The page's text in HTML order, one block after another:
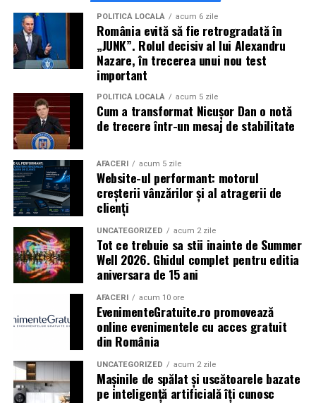
ActoriiVlad Gherman, Oana Gherman și Ioana
Ginghină
vin la întâlnirea cu publicul dinCinema City
Vivo! Pitești pe 17 februarie, de la 18:30și vor
participa la o discuție după proiecție, alături de
Paul Decu.
Caravana„În pielea mea”ajunge laCinema City
Shopping City Ploiești, pe 18 februarie, de la 18:30, la
proiecția specială introdusă de regizorul
alături de actoriiIoana State, Vlad și Oana Gherman,
Azaleea Necula și Gabriel Vatavu.
O comedie actuală și spumoasă, filmul
mea”este distribuit de T.R.I.B.E. Films.
TRAILER:https://bit.ly/InPieleaMea
Site oficial:inpieleamea.ro
Mai multe detalii, imagini de la filmări, fragmente din
film, declarații din partea actorilor și informații despre
concursuri sunt disponibile pe paginile social media ale
filmului deFacebook,Instagram,TikTok
Adrian Pădurețu semnează imaginea filmului. De sunet
POLITICĂ LOCALĂ acum 6 zile
România evită să fie retrogradată în
„JUNK”. Rolul decisiv al lui Alexandru
Nazare, în trecerea unui nou test
important
POLITICĂ LOCALĂ acum 5 zile
Cum a transformat Nicușor Dan o notă
de trecere într-un mesaj de stabilitate
AFACERI acum 5 zile
Website-ul performant: motorul
creșterii vânzărilor și al atragerii de
clienți
UNCATEGORIZED acum 2 zile
Tot ce trebuie sa stii inainte de Summer
Well 2026. Ghidul complet pentru editia
aniversara de 15 ani
AFACERI acum 10 ore
EvenimenteGratuite.ro promovează
online evenimentele cu acces gratuit
din România
UNCATEGORIZED acum 2 zile
Mașinile de spălat și uscătoarele bazate
pe inteligență artificială îți cunosc